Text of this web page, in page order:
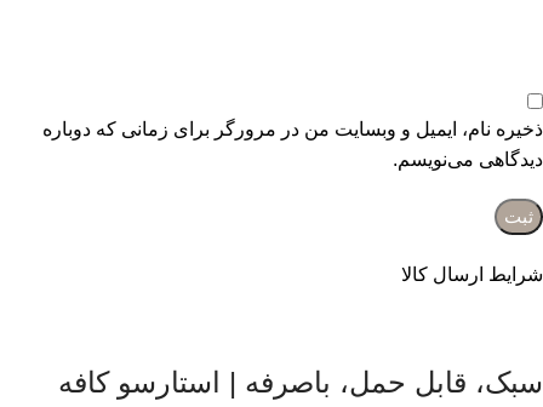
ذخیره نام، ایمیل و وبسایت من در مرورگر برای زمانی که دوباره
دیدگاهی می‌نویسم.
شرایط ارسال کالا
سبک، قابل حمل، باصرفه | استارسو کافه